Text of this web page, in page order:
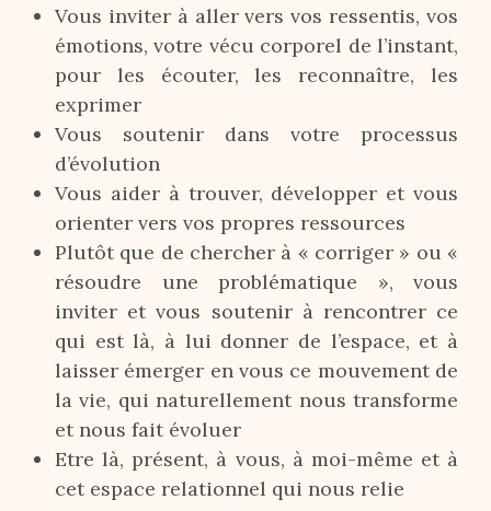
Vous inviter à aller vers vos ressentis, vos
émotions, votre vécu corporel de l’instant,
pour les écouter, les reconnaître, les
exprimer
Vous soutenir dans votre processus
d’évolution
Vous aider à trouver, développer et vous
orienter vers vos propres ressources
Plutôt que de chercher à « corriger » ou «
résoudre une problématique », vous
inviter et vous soutenir à rencontrer ce
qui est là, à lui donner de l’espace, et à
laisser émerger en vous ce mouvement de
la vie, qui naturellement nous transforme
et nous fait évoluer
Etre là, présent, à vous, à moi-même et à
cet espace relationnel qui nous relie